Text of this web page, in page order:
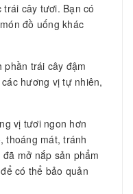
cây tươi. Bạn có
đồ uống khác
phần trái cây đậm
hương vị tự nhiên,
vị tươi ngon hơn
thoáng mát, tránh
mở nắp sản phẩm
có thể bảo quản